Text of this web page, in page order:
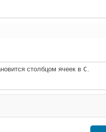
столбцом ячеек в C.